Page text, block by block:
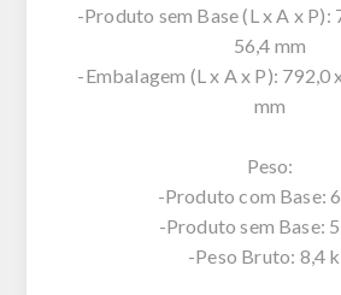
-Produto sem Base (L x A x P):
56,4 mm
-Embalagem (L x A x P): 792,0
mm
Peso:
-Produto com Base:
-Produto sem Base:
-Peso Bruto: 8,4